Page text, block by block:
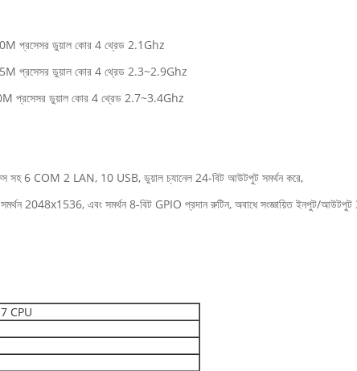
ডুয়াল কোর 4 থ্রেড 2.1Ghz
ডুয়াল কোর 4 থ্রেড 2.3~2.9Ghz
ডুয়াল কোর 4 থ্রেড 2.7~3.4Ghz
সহ 6 COM 2 LAN, 10 USB, ডুয়াল চ্যানেল 24-বিট আউটপুট সমর্থন করে,
2048x1536, এবং সমর্থন 8-বিট GPIO প্রদান রুটিন, অবাধে সংজ্ঞায়িত ইনপুট/
CPU